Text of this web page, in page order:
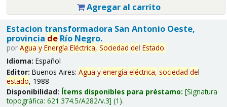
Agregar al carrito
Estacion transformadora San Antonio Oeste,
provincia deRío Negro.
por Agua y Energía Eléctrica, Sociedad del Estado.
Idioma: Español
Editor: Buenos Aires: Agua y energía eléctrica, sociedad del
estado, 1988
Disponibilidad: Ítems disponibles para préstamo: Signatura
topográfica: 621.374.5/A282/v.3 (1).